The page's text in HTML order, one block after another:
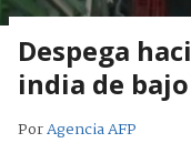
Despega
india de
PorAgencia AFP